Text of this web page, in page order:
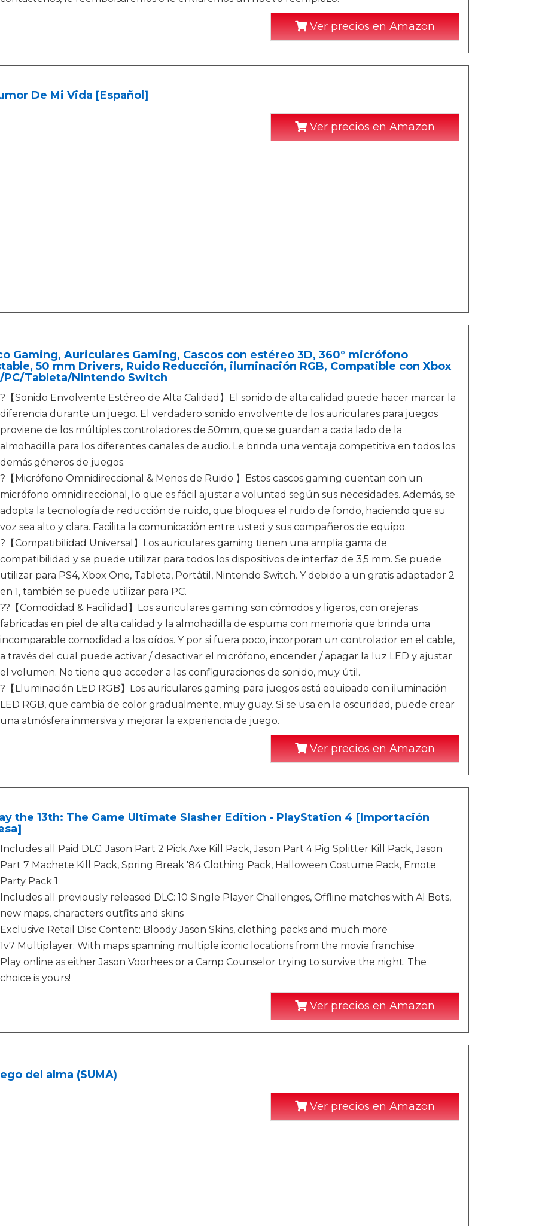
Ver precios en Amazon
De Mi Vida [Español]
Ver precios en Amazon
Gaming, Auriculares Gaming, Cascos con estéreo 3D, 360° micrófono
50 mm Drivers, Ruido Reducción, iluminación RGB, Compatible con Xbox
PC/Tableta/Nintendo Switch
?【Sonido Envolvente Estéreo de Alta Calidad】El sonido de alta calidad puede hacer marcar la
diferencia durante un juego. El verdadero sonido envolvente de los auriculares para juegos
proviene de los múltiples controladores de 50mm, que se guardan a cada lado de la
almohadilla para los diferentes canales de audio. Le brinda una ventaja competitiva en todos los
demás géneros de juegos.
?【Micrófono Omnidireccional & Menos de Ruido 】Estos cascos gaming cuentan con un
micrófono omnidireccional, lo que es fácil ajustar a voluntad según sus necesidades. Además, se
adopta la tecnología de reducción de ruido, que bloquea el ruido de fondo, haciendo que su
voz sea alto y clara. Facilita la comunicación entre usted y sus compañeros de equipo.
?【Compatibilidad Universal】Los auriculares gaming tienen una amplia gama de
compatibilidad y se puede utilizar para todos los dispositivos de interfaz de 3,5 mm. Se puede
utilizar para PS4, Xbox One, Tableta, Portátil, Nintendo Switch. Y debido a un gratis adaptador 2
en 1, también se puede utilizar para PC.
??【Comodidad & Facilidad】Los auriculares gaming son cómodos y ligeros, con orejeras
fabricadas en piel de alta calidad y la almohadilla de espuma con memoria que brinda una
incomparable comodidad a los oídos. Y por si fuera poco, incorporan un controlador en el cable,
a través del cual puede activar / desactivar el micrófono, encender / apagar la luz LED y ajustar
el volumen. No tiene que acceder a las configuraciones de sonido, muy útil.
?【Lluminación LED RGB】Los auriculares gaming para juegos está equipado con iluminación
LED RGB, que cambia de color gradualmente, muy guay. Si se usa en la oscuridad, puede crear
una atmósfera inmersiva y mejorar la experiencia de juego.
Ver precios en Amazon
the 13th: The Game Ultimate Slasher Edition - PlayStation 4 [Importación
Includes all Paid DLC: Jason Part 2 Pick Axe Kill Pack, Jason Part 4 Pig Splitter Kill Pack, Jason
Part 7 Machete Kill Pack, Spring Break '84 Clothing Pack, Halloween Costume Pack, Emote
Party Pack 1
Includes all previously released DLC: 10 Single Player Challenges, Offline matches with AI Bots,
new maps, characters outfits and skins
Exclusive Retail Disc Content: Bloody Jason Skins, clothing packs and much more
1v7 Multiplayer: With maps spanning multiple iconic locations from the movie franchise
Play online as either Jason Voorhees or a Camp Counselor trying to survive the night. The
choice is yours!
Ver precios en Amazon
del alma (SUMA)
Ver precios en Amazon